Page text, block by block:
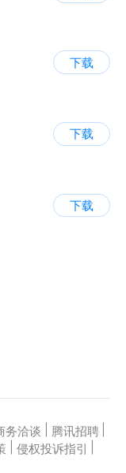
下载
下载
下载
务洽谈 腾讯招聘
侵权投诉指引